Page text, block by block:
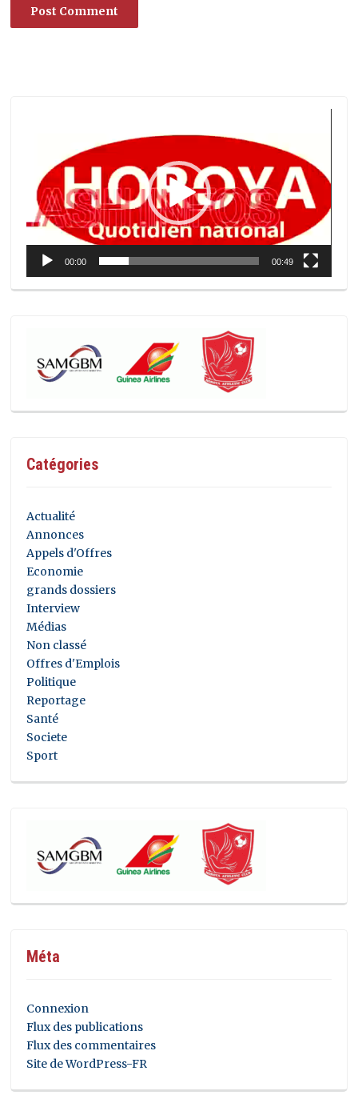
00:00 00:49
Catégories
Actualité
Annonces
Appels d'Offres
Economie
grands dossiers
Interview
Médias
Non classé
Offres d'Emplois
Politique
Reportage
Santé
Societe
Sport
Méta
Connexion
Flux des publications
Flux des commentaires
Site de WordPress-FR